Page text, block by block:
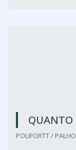
QUANTO
POLIFORTT /